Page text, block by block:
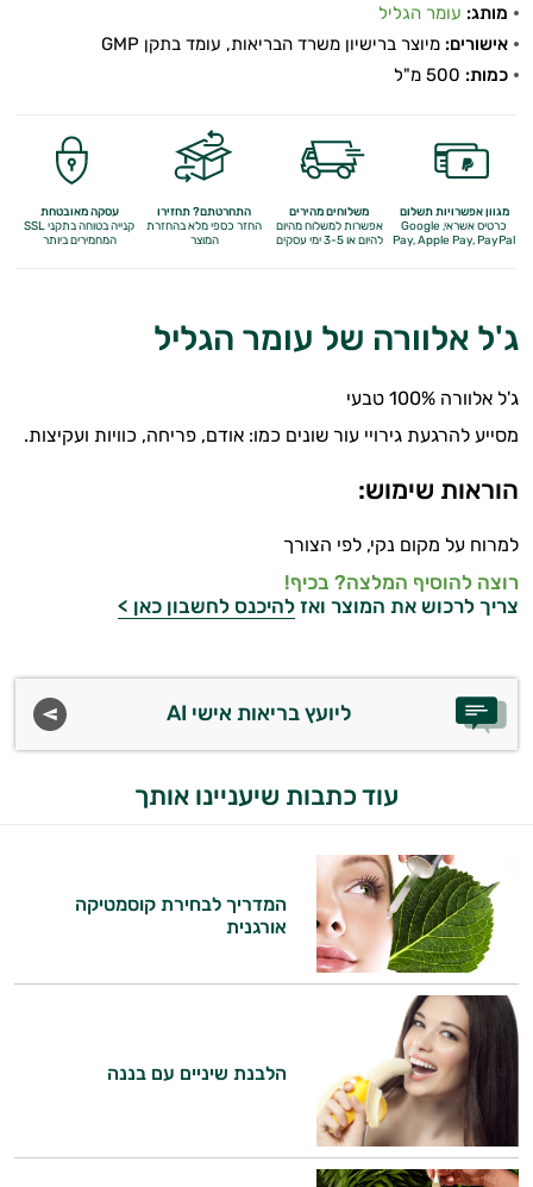
מותג: עומר הגליל
אישורים: מיוצר ברישיון משרד הבריאות, עומד בתקן GMP
כמות:
מגוון אפשרויות תשלום
כרטיס אשראי, Google
Pay,Apple Pay, PayPal
משלוחים מהירים
אפשרות למשלוח מהיום
להיום או 3-5 ימי עסקים
התחרטתם? תחזירו
החזר כספי מלאבהחזרת
המוצר
עסקה מאובטחת
קנייה בטוחה בתקני SSL
המחמירים ביותר
ג'ל אלוורה של עומר הגליל
ג'ל אלוורה 100% טבעי
מסייע להרגעת גירויי עור שונים כמו: אודם, פריחה, כוויות ועקיצות.
הוראות שימוש:
למרוח על מקום נקי, לפי הצורך
רוצה להוסיף המלצה? בכיף!
צריך לרכוש את המוצר ואז להיכנס לחשבון כאן >
ליועץ בריאות אישי AI
עוד כתבות שיעניינו אותך
המדריך לבחירת קוסמטיקה
אורגנית
הלבנת שיניים עם בננה